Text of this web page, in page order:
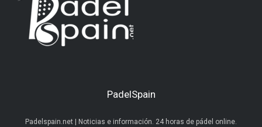
PadelSpain
Padelspain.net | Noticias e información. 24 horas de pádel online.